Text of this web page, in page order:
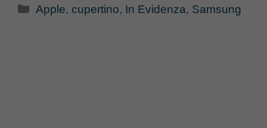
Categorie
Apple, cupertino, In Evidenza, Samsung